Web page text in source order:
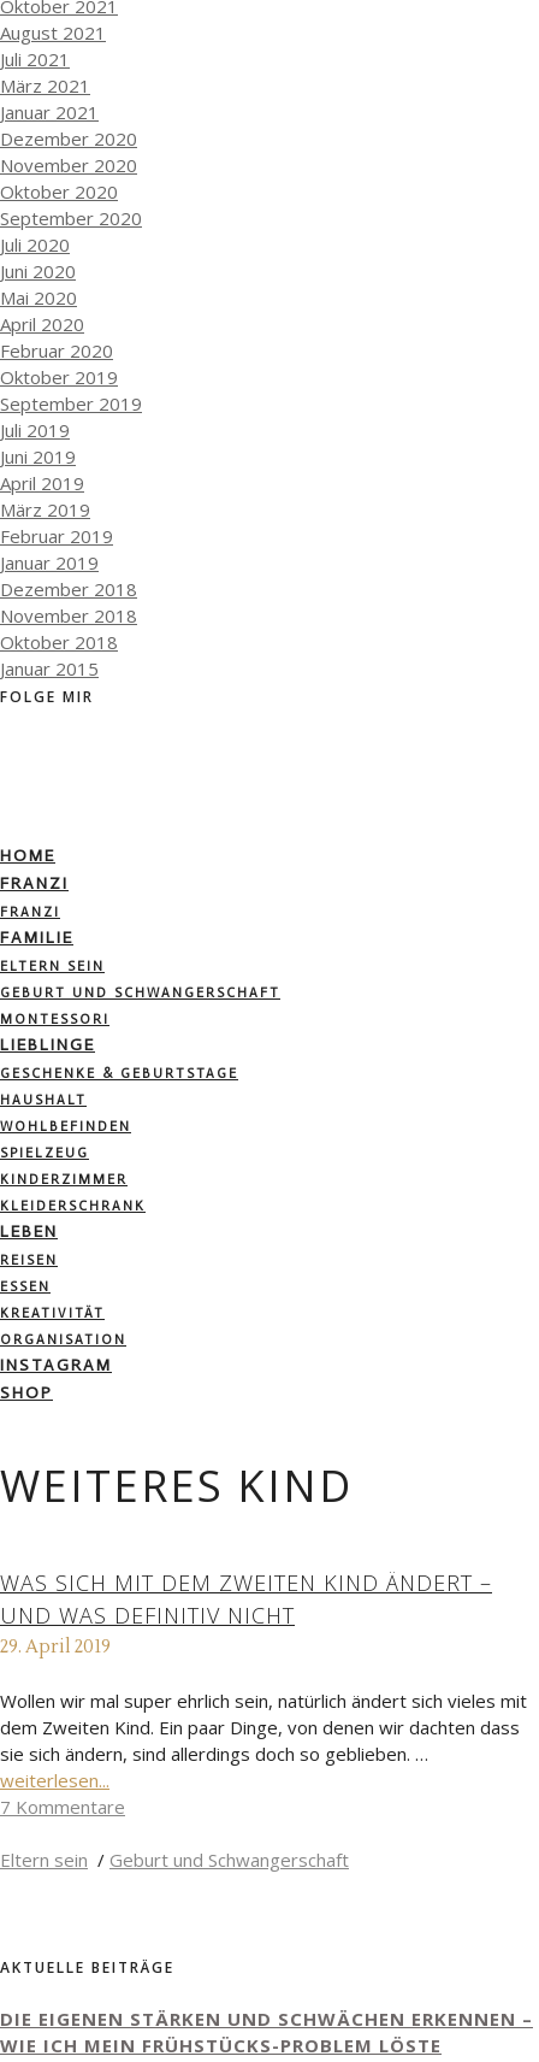
Oktober 2021
August 2021
Juli 2021
März 2021
Januar 2021
Dezember 2020
November 2020
Oktober 2020
September 2020
Juli 2020
Juni 2020
Mai 2020
April 2020
Februar 2020
Oktober 2019
September 2019
Juli 2019
Juni 2019
April 2019
März 2019
Februar 2019
Januar 2019
Dezember 2018
November 2018
Oktober 2018
Januar 2015
FOLGE MIR
HOME
FRANZI
FRANZI
FAMILIE
ELTERN SEIN
GEBURT UND SCHWANGERSCHAFT
MONTESSORI
LIEBLINGE
GESCHENKE & GEBURTSTAGE
HAUSHALT
WOHLBEFINDEN
SPIELZEUG
KINDERZIMMER
KLEIDERSCHRANK
LEBEN
REISEN
ESSEN
KREATIVITÄT
ORGANISATION
INSTAGRAM
SHOP
WEITERES KIND
WAS SICH MIT DEM ZWEITEN KIND ÄNDERT –
UND WAS DEFINITIV NICHT
29. April 2019
Wollen wir mal super ehrlich sein, natürlich ändert sich vieles mit
dem Zweiten Kind. Ein paar Dinge, von denen wir dachten dass
sie sich ändern, sind allerdings doch so geblieben. …
weiterlesen...
7 Kommentare
Eltern sein / Geburt und Schwangerschaft
AKTUELLE BEITRÄGE
DIE EIGENEN STÄRKEN UND SCHWÄCHEN ERKENNEN –
WIE ICH MEIN FRÜHSTÜCKS-PROBLEM LÖSTE